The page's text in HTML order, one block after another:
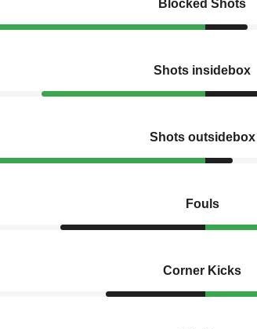
Blocked Shots
Shots insidebox
Shots outsidebox
Fouls
Corner Kicks